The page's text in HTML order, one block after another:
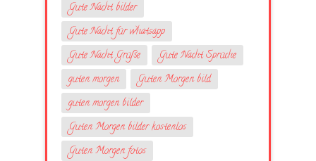
Gute Nacht bilder
Gute Nacht für whatsapp
Gute Nacht Grüße
Gute Nacht Sprüche
guten morgen
Guten Morgen bild
guten morgen bilder
Guten Morgen bilder kostenlos
Guten Morgen fotos